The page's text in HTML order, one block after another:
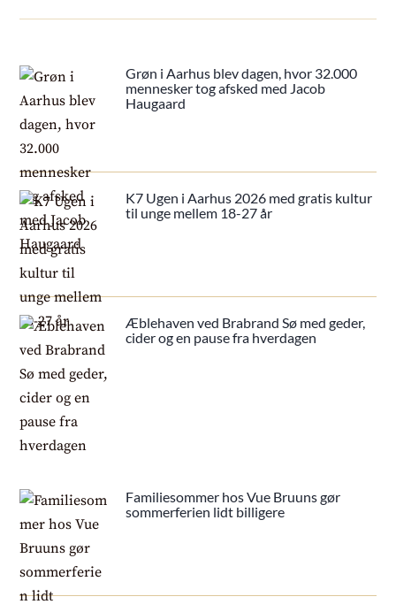
Grøn i Aarhus blev dagen, hvor 32.000
mennesker tog afsked med Jacob
Haugaard
K7 Ugen i Aarhus 2026 med gratis kultur
til unge mellem 18-27 år
Æblehaven ved Brabrand Sø med geder,
cider og en pause fra hverdagen
Familiesommer hos Vue Bruuns gør
sommerferien lidt billigere